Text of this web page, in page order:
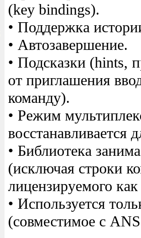
(key bindings).
• Поддержка
• Автозавершение.
• Подсказки (hints,
от приглашения
команду).
• Режим
восстанавливается
• Библиотека
(исключая строки
лицензируемого
• Используется
(совместимое с